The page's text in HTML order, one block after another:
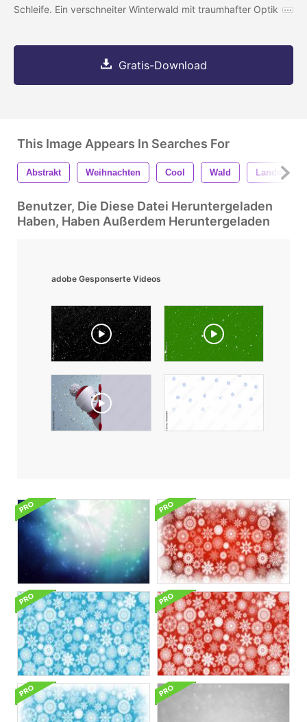
Schleife. Ein verschneiter Winterwald mit traumhafter Optik
Gratis-Download
This Image Appears In Searches For
Abstrakt Weihnachten Cool Wald Landschaft
Benutzer, Die Diese Datei Heruntergeladen
Haben, Haben Außerdem Heruntergeladen
adobe Gesponserte Videos